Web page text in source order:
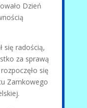
Dzień
się radością,
za sprawą
się
Zamkowego